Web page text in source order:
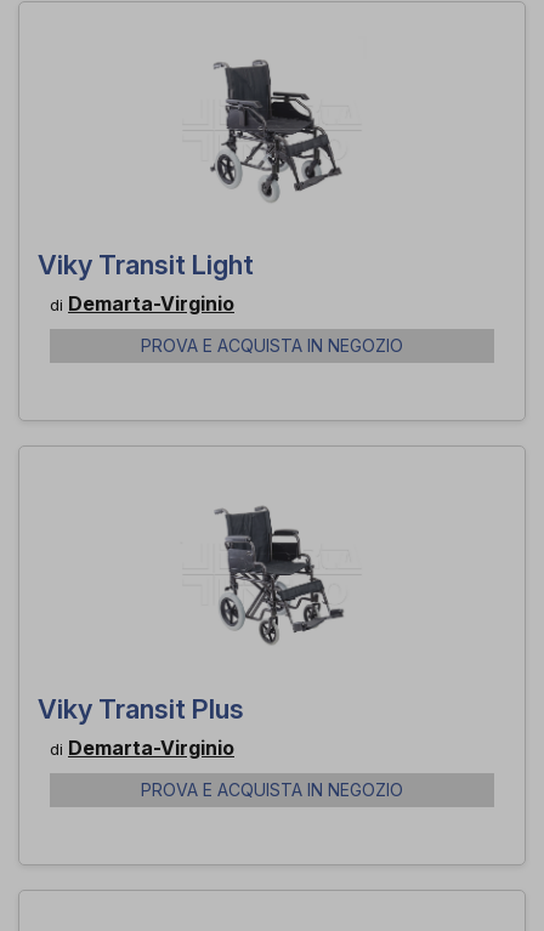
Viky Transit Light
di Demarta-Virginio
PROVA E ACQUISTA IN NEGOZIO
Viky Transit Plus
di Demarta-Virginio
PROVA E ACQUISTA IN NEGOZIO